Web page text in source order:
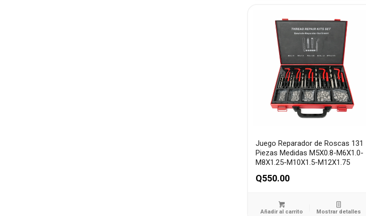
Juego Reparador de Roscas 131
Piezas Medidas M5X0.8-M6X1.0-
M8X1.25-M10X1.5-M12X1.75
Q550.00
Añadir al carrito Mostrar detalles